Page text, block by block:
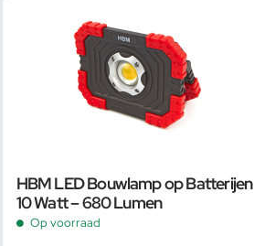
HBM LED Bouwlamp op Batterijen
10 Watt – 680 Lumen
Op voorraad